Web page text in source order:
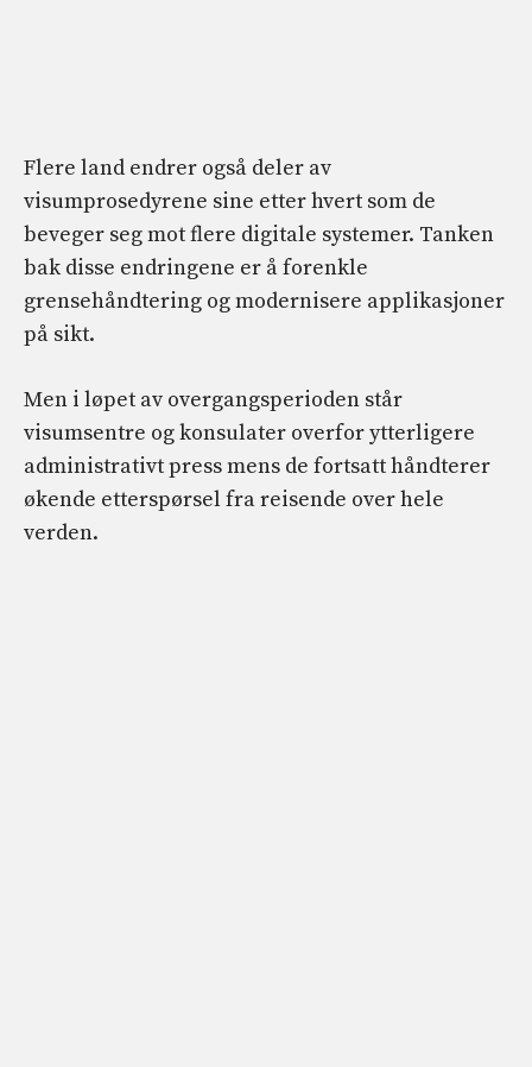
Flere land endrer også deler av
visumprosedyrene sine etter hvert som de
beveger seg mot flere digitale systemer. Tanken
bak disse endringene er å forenkle
grensehåndtering og modernisere applikasjoner
på sikt.
Men i løpet av overgangsperioden står
visumsentre og konsulater overfor ytterligere
administrativt press mens de fortsatt håndterer
økende etterspørsel fra reisende over hele
verden.